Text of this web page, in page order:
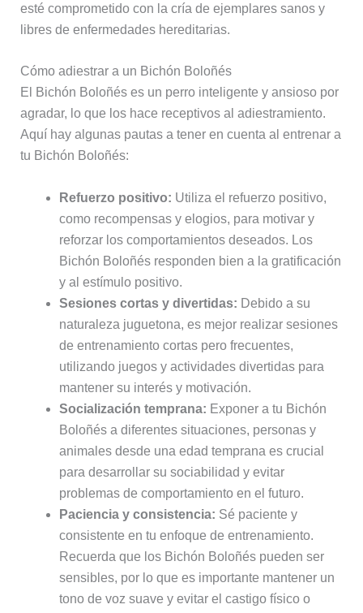
esté comprometido con la cría de ejemplares sanos y
libres de enfermedades hereditarias.
Cómo adiestrar a un Bichón Boloñés
El Bichón Boloñés es un perro inteligente y ansioso por
agradar, lo que los hace receptivos al adiestramiento.
Aquí hay algunas pautas a tener en cuenta al entrenar a
tu Bichón Boloñés:
Refuerzo positivo: Utiliza el refuerzo positivo,
como recompensas y elogios, para motivar y
reforzar los comportamientos deseados. Los
Bichón Boloñés responden bien a la gratificación
y al estímulo positivo.
Sesiones cortas y divertidas: Debido a su
naturaleza juguetona, es mejor realizar sesiones
de entrenamiento cortas pero frecuentes,
utilizando juegos y actividades divertidas para
mantener su interés y motivación.
Socialización temprana: Exponer a tu Bichón
Boloñés a diferentes situaciones, personas y
animales desde una edad temprana es crucial
para desarrollar su sociabilidad y evitar
problemas de comportamiento en el futuro.
Paciencia y consistencia: Sé paciente y
consistente en tu enfoque de entrenamiento.
Recuerda que los Bichón Boloñés pueden ser
sensibles, por lo que es importante mantener un
tono de voz suave y evitar el castigo físico o